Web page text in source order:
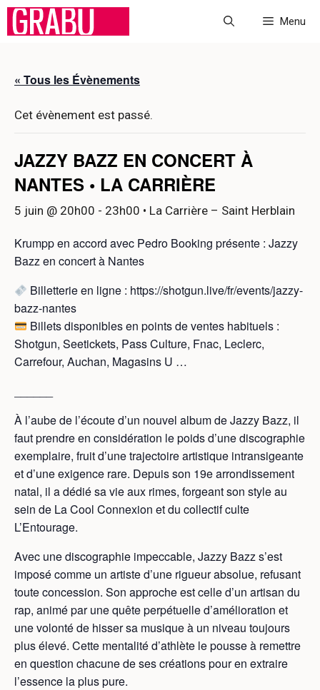
Aller
Menu
« Tous les Évènements
Cet évènement est passé.
JAZZY BAZZ EN CONCERT À
NANTES • LA CARRIÈRE
5 juin @ 20h00 - 23h00 • La Carrière – Saint Herblain
Krumpp en accord avec Pedro Booking présente : Jazzy
Bazz en concert à Nantes
Billetterie en ligne : https://shotgun.live/fr/events/jazzy-
bazz-nantes
Billets disponibles en points de ventes habituels :
Shotgun, Seetickets, Pass Culture, Fnac, Leclerc,
Carrefour, Auchan, Magasins U …
À l’aube de l’écoute d’un nouvel album de Jazzy Bazz, il
faut prendre en considération le poids d’une discographie
exemplaire, fruit d’une trajectoire artistique intransigeante
et d’une exigence rare. Depuis son 19e arrondissement
natal, il a dédié sa vie aux rimes, forgeant son style au
sein de La Cool Connexion et du collectif culte
L’Entourage.
Avec une discographie impeccable, Jazzy Bazz s’est
imposé comme un artiste d’une rigueur absolue, refusant
toute concession. Son approche est celle d’un artisan du
rap, animé par une quête perpétuelle d’amélioration et
une volonté de hisser sa musique à un niveau toujours
plus élevé. Cette mentalité d’athlète le pousse à remettre
en question chacune de ses créations pour en extraire
l’essence la plus pure.